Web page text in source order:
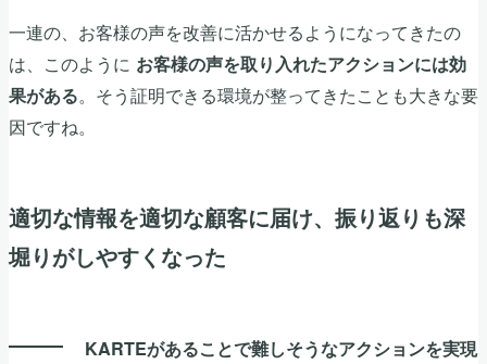
一連の、お客様の声を改善に活かせるようになってきたの
は、このように お客様の声を取り入れたアクションには効
果がある。そう証明できる環境が整ってきたことも大きな要
因ですね。
適切な情報を適切な顧客に届け、振り返りも深
堀りがしやすくなった
KARTEがあることで難しそうなアクションを実現